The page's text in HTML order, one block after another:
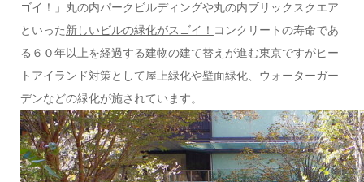
ゴイ！」丸の内パークビルディングや丸の内ブリックスクエア
といった新しいビルの緑化がスゴイ！ コンクリートの寿命であ
る６０年以上を経過する建物の建て替えが進む東京ですがヒー
トアイランド対策として屋上緑化や壁面緑化、ウォーターガー
デンなどの緑化が施されています。